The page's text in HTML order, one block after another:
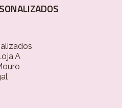
A